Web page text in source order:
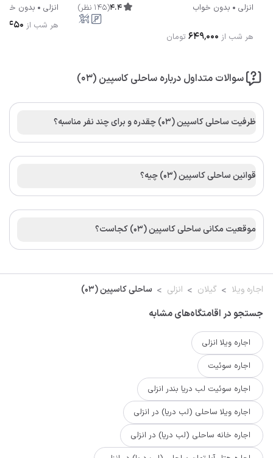
انزلی بدون خواب 4.4
(
145 نظر)
هر شب از ۶۴۹٬۰۰۰ تومان
انزلی
بدون
هر شب از
سوالات متداول درباره ساحلی کاسپین (03)
ظرفیت ساحلی کاسپین (03) چقدره و برای چند نفر مناسبه؟
قوانین ساحلی کاسپین (03) چیه؟
موقعیت مکانی ساحلی کاسپین (03) کجاست؟
اجاره ویلا گیلان انزلی ساحلی کاسپین (03)
جستجو در اقامتگاه‌های مشابه
اجاره ویلا انزلی
اجاره سوئیت
اجاره سوئیت لب دریا بندر انزلی
اجاره ویلا ساحلی (لب دریا) در انزلی
اجاره خانه ساحلی (لب دریا) در انزلی